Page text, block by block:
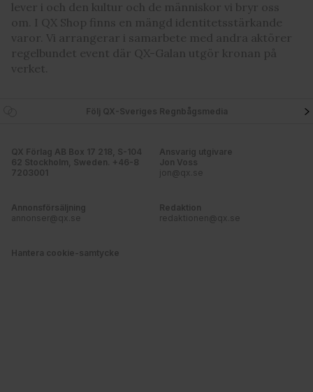
lever i och den kultur och de människor vi bryr oss
om. I QX Shop finns en mängd identitetsstärkande
varor. Vi arrangerar i samarbete med andra aktörer
regelbundet event där QX-Galan utgör kronan på
verket.
Följ QX-Sveriges Regnbågsmedia
QX Förlag AB Box 17 218, S-104
62 Stockholm, Sweden. +46-8
7203001
Ansvarig utgivare
Jon Voss
jon@qx.se
Annonsförsäljning
annonser@qx.se
Redaktion
redaktionen@qx.se
Hantera cookie-samtycke